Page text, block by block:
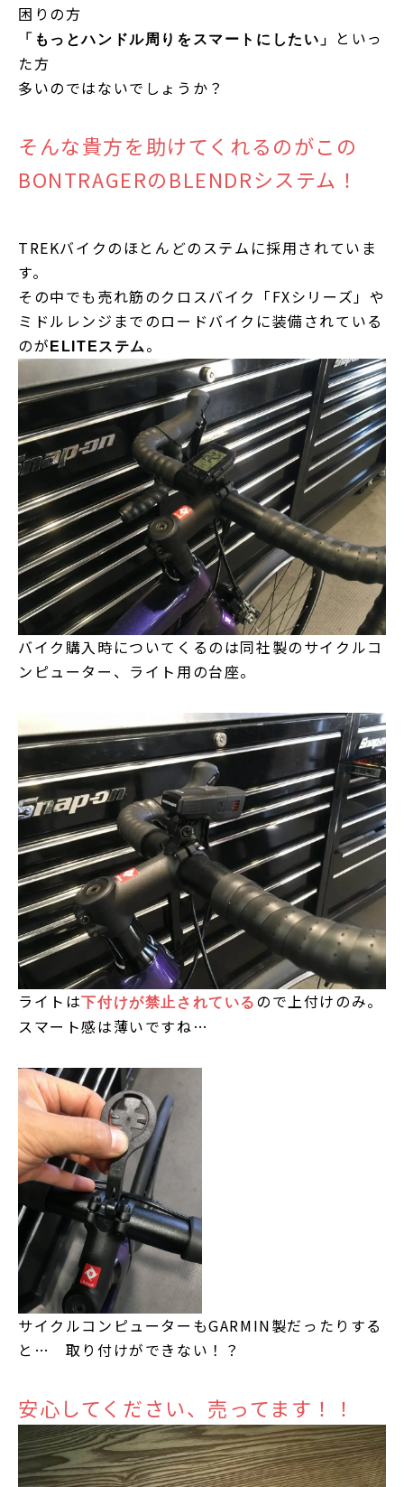
困りの方
「もっとハンドル周りをスマートにしたい」
といっ
た方
多いのではないでしょうか？
そんな貴方を助けてくれるのがこの
BONTRAGERのBLENDRシステム！
TREKバイクのほとんどのステムに採用されていま
す。
その中でも売れ筋のクロスバイク「FXシリーズ」や
ミドルレンジまでのロードバイクに装備されている
のが ELITEステム 。
バイク購入時についてくるのは同社製のサイクルコ
ンピューター、ライト用の台座。
ライトは下付けが禁止されている ので上付けのみ。
スマート感は薄いですね…
サイクルコンピューターもGARMIN製だったりする
と… 取り付けができない！？
安心してください、売ってます！！